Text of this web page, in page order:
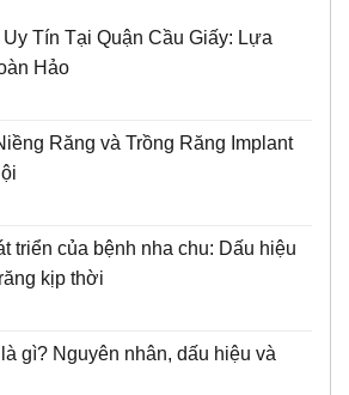
Tín Tại Quận Cầu Giấy: Lựa
Hảo
Răng và Trồng Răng Implant
triển của bệnh nha chu: Dấu hiệu
kịp thời
gì? Nguyên nhân, dấu hiệu và